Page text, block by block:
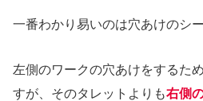
一番わかり易いのは穴あけのシー
左側のワークの穴あけをするた
すが、そのタレットよりも右側